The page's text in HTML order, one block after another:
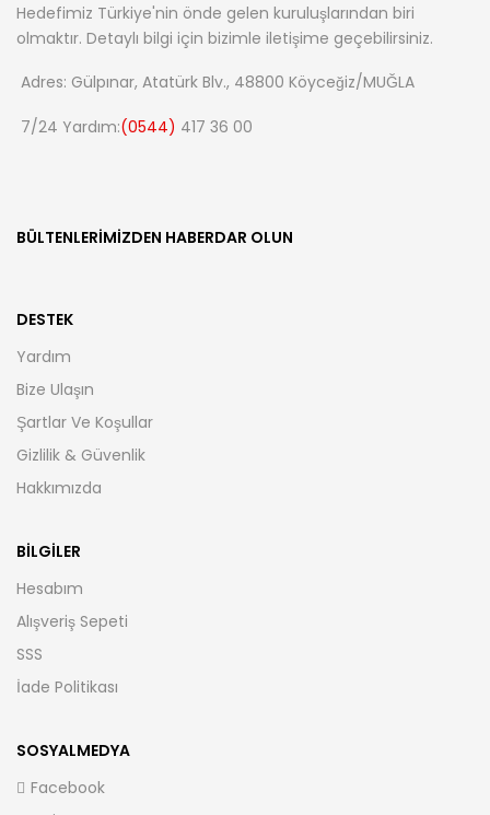
Hedefimiz Türkiye'nin önde gelen kuruluşlarından biri
olmaktır. Detaylı bilgi için bizimle iletişime geçebilirsiniz.
Adres: Gülpınar, Atatürk Blv., 48800 Köyceğiz/MUĞLA
7/24 Yardım:(0544) 417 36 00
BÜLTENLERIMIZDEN HABERDAR OLUN
DESTEK
Yardım
Bize Ulaşın
Şartlar Ve Koşullar
Gizlilik & Güvenlik
Hakkımızda
BILGILER
Hesabım
Alışveriş Sepeti
SSS
İade Politikası
SOSYALMEDYA
Facebook